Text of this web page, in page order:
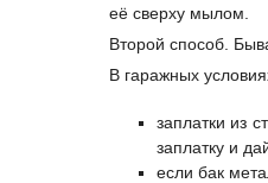
её сверху мылом.
Второй способ.
В гаражных
заплатки из
заплатку и
если бак